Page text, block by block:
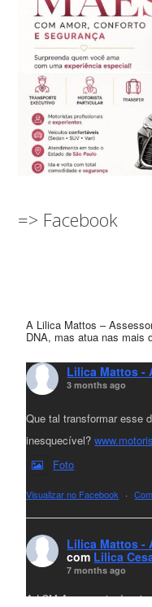
=> Facebook
A Lilica Mattos –
DNA, mas atua nas mais
Lilica Mattos -
3 months ago
Que tal transformar esse
inesquecível?
Foto
Visualizar no Facebook ·
Lilica Mattos -
com Lilica
7 months ago
A LCM Assessoria